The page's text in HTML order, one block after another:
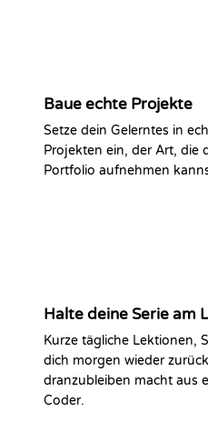
Baue echte Projekte
Setze dein Gelerntes in
Projekten ein, der Art, die
Portfolio aufnehmen
Halte deine Serie am
Kurze tägliche Lektionen,
dich morgen wieder
dranzubleiben macht aus
Coder.